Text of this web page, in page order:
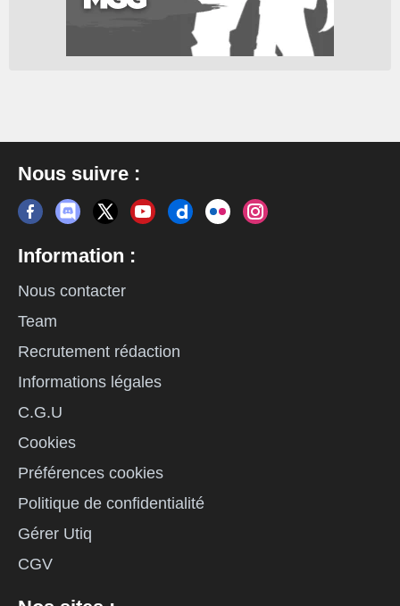
Nous suivre :
Information :
Nous contacter
Team
Recrutement rédaction
Informations légales
C.G.U
Cookies
Préférences cookies
Politique de confidentialité
Gérer Utiq
CGV